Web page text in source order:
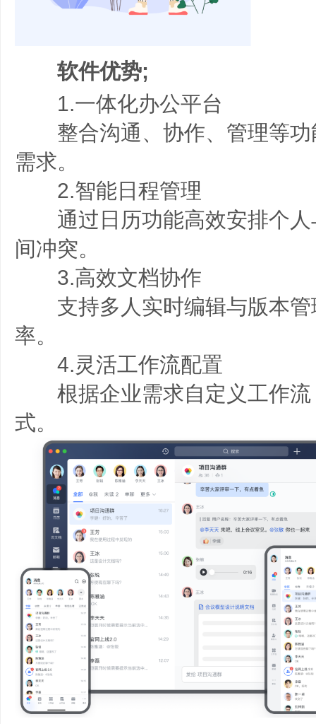
软件优势;
1.一体化办公平台
整合沟通、协作、管理等功
需求。
2.智能日程管理
通过日历功能高效安排个人
间冲突。
3.高效文档协作
支持多人实时编辑与版本管
率。
4.灵活工作流配置
根据企业需求自定义工作流
式。